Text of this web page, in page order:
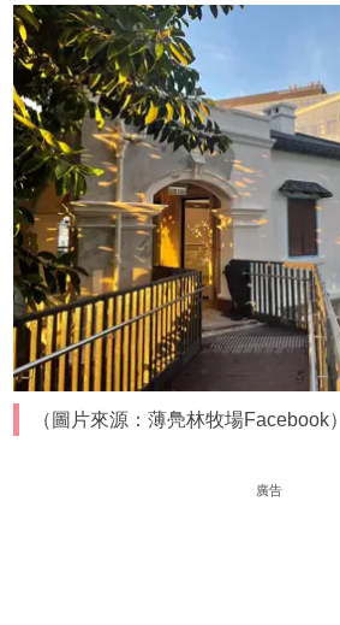
（圖片來源：薄鳧林牧場Facebook）
廣告